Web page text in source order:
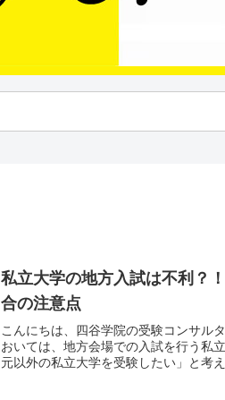
私立大学の地方入試は不利？
合の注意点
こんにちは、四谷学院の受験コンサル
おいては、地方会場での入試を行う私
元以外の私立大学を受験したい」と考え